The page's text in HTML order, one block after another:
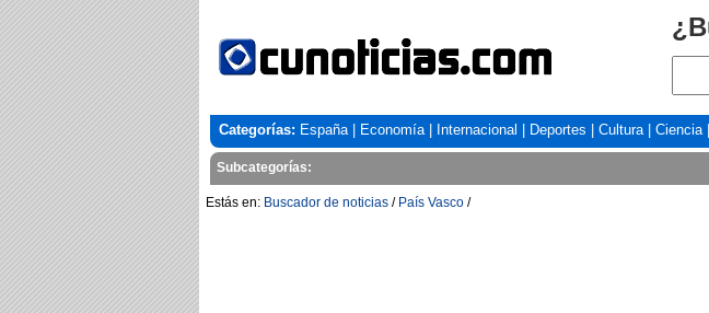
Categorías: España| Economía| Internacional Deportes Cultura| Ciencia|
Subcategorías:
Estás en: Buscador de noticias / País Vasco /